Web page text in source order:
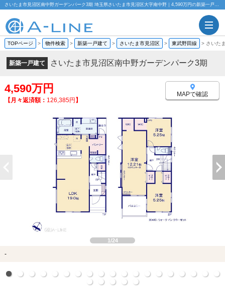
さいたま市見沼区南中野ガーデンパーク3期 埼玉県さいたま市見沼区大字南中野｜4,590万円の新築一戸建て｜分譲住宅や新築物件｜株式会社A-LINE
TOPページ > 物件検索 > 新築一戸建て > さいたま市見沼区 > 東武野田線 > さいた
新築一戸建て さいたま市見沼区南中野ガーデンパーク3期
4,590万円
【月々返済額： 126,385円】
MAPで確認
1/24
-